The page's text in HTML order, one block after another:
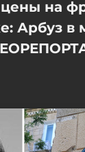
на
Арбуз в